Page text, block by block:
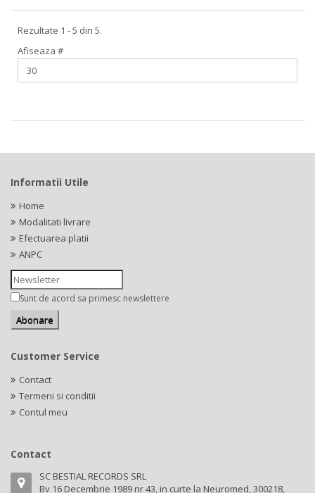
Rezultate 1 - 5 din 5.
Afiseaza #
Informatii Utile
Home
Modalitati livrare
Efectuarea platii
ANPC
Sunt de acord sa primesc newslettere
Customer Service
Contact
Termeni si conditii
Contul meu
Contact
SC BESTIAL RECORDS SRL
Bv 16 Decembrie 1989 nr 43, in curte la Neuromed, 300218,